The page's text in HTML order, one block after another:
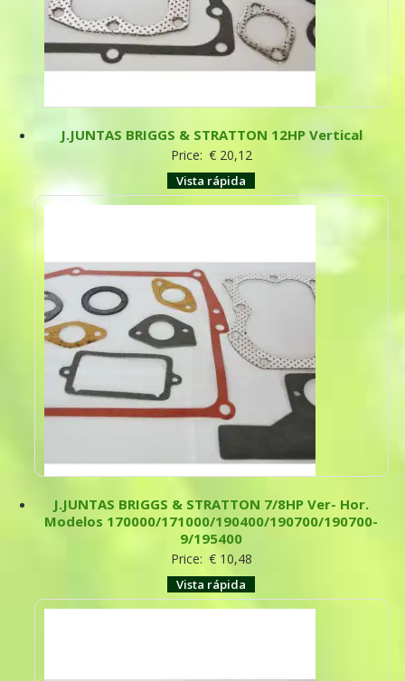
J.JUNTAS BRIGGS & STRATTON 12HP Vertical
Price: €20,12
Vista rápida
J.JUNTAS BRIGGS & STRATTON 7/8HP Ver- Hor.
Modelos 170000/171000/190400/190700/190700-
9/195400
Price: €10,48
Vista rápida